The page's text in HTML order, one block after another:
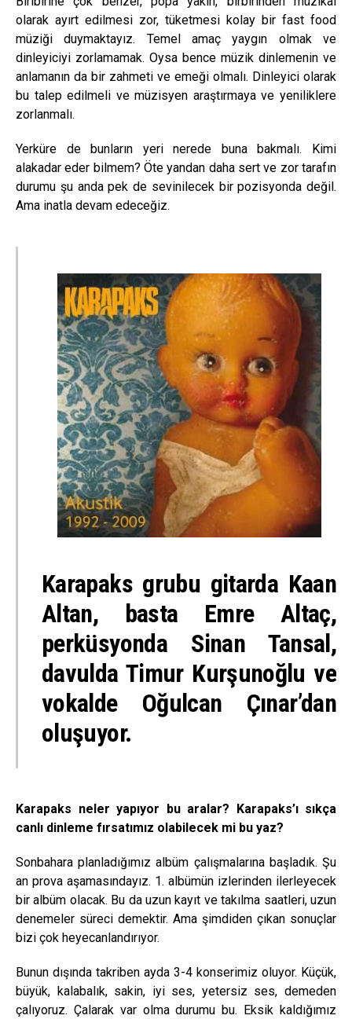
olarak ayırt edilmesi zor, tüketmesi kolay bir fast food
müziği duymaktayız. Temel amaç yaygın olmak ve
dinleyiciyi zorlamamak. Oysa bence müzik dinlemenin ve
anlamanın da bir zahmeti ve emeği olmalı. Dinleyici olarak
bu talep edilmeli ve müzisyen araştırmaya ve yeniliklere
zorlanmalı.
Yerküre de bunların yeri nerede buna bakmalı. Kimi
alakadar eder bilmem? Öte yandan daha sert ve zor tarafın
durumu şu anda pek de sevinilecek bir pozisyonda değil.
Ama inatla devam edeceğiz.
Karapaks grubu gitarda Kaan
Altan, basta Emre Altaç,
perküsyonda Sinan Tansal,
davulda Timur Kurşunoğlu ve
vokalde Oğulcan Çınar’dan
oluşuyor.
Karapaks neler yapıyor bu aralar? Karapaks’ı sıkça
canlı dinleme fırsatımız olabilecek mi bu yaz?
Sonbahara planladığımız albüm çalışmalarına başladık. Şu
an prova aşamasındayız. 1. albümün izlerinden ilerleyecek
bir albüm olacak. Bu da uzun kayıt ve takılma saatleri, uzun
denemeler süreci demektir. Ama şimdiden çıkan sonuçlar
bizi çok heyecanlandırıyor.
Bunun dışında takriben ayda 3-4 konserimiz oluyor. Küçük,
büyük, kalabalık, sakin, iyi ses, yetersiz ses, demeden
çalıyoruz. Çalarak var olma durumu bu. Eksik kaldığımız